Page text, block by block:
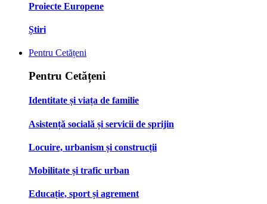
Proiecte Europene
Știri
Pentru Cetățeni
Pentru Cetățeni
Identitate și viața de familie
Asistență socială și servicii de sprijin
Locuire, urbanism și construcții
Mobilitate și trafic urban
Educație, sport și agrement